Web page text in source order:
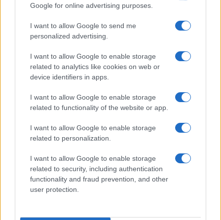
Google for online advertising purposes.
I want to allow Google to send me
personalized advertising.
I want to allow Google to enable storage
related to analytics like cookies on web or
device identifiers in apps.
I want to allow Google to enable storage
related to functionality of the website or app.
I want to allow Google to enable storage
related to personalization.
I want to allow Google to enable storage
related to security, including authentication
functionality and fraud prevention, and other
user protection.
hadsereg és a nemzeti identitás támogatását.
A Betar ma is nagy hangsúlyt helyez a
fiatalok közösségi nevelésére, nyári
táborokat, kulturális programokat és
vezetőképzőket szervez, amelyek célja az
izraeli és zsidó öntudat elmélyítése.
A szervezet modern tevékenysége szoros
párt politikai
örökségével, és gyakran jelen van olyan
eseményeken, amelyek az izraeli nemzeti
ünnepekhez vagy a cionista eszméhez
kapcsolódnak. A mai Betar tagjai aktívan
részt vesznek közösségi
programokban és a zsidó–izraeli identitást